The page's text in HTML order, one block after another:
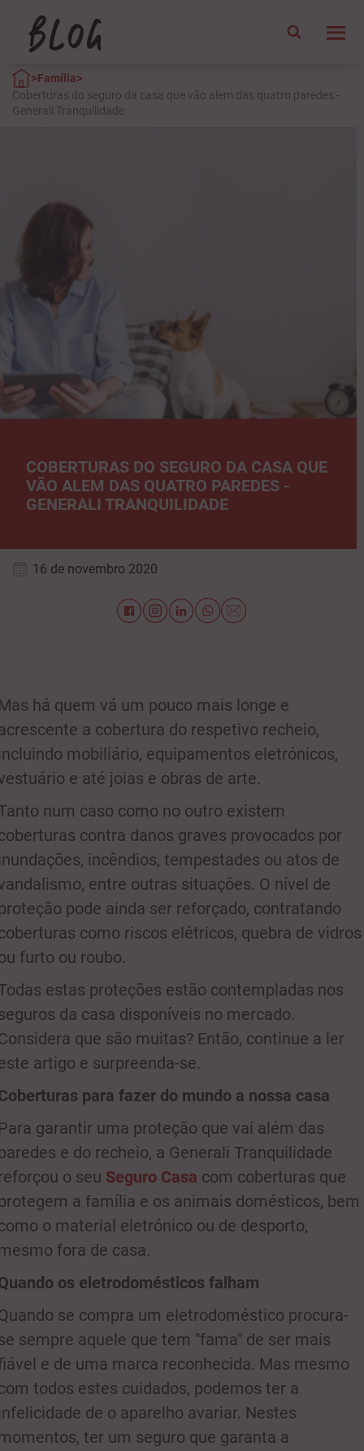
>Família>
Coberturas do seguro da casa que vão alem das quatro paredes -
Generali Tranquilidade
COBERTURAS DO SEGURO DA CASA QUE
VÃO ALEM DAS QUATRO PAREDES -
GENERALI TRANQUILIDADE
16 de novembro 2020
há quem vá um pouco mais longe e
a cobertura do respetivo recheio,
mobiliário, equipamentos eletrónicos,
e até joias e obras de arte.
num caso como no outro existem
contra danos graves provocados por
incêndios, tempestades ou atos de
entre outras situações. O nível de
pode ainda ser reforçado, contratando
como riscos elétricos, quebra de vidros
furto ou roubo.
estas proteções estão contempladas nos
da casa disponíveis no mercado.
que são muitas? Então, continue a ler
artigo e surpreenda-se.
para fazer do mundo a nossa casa
garantir uma proteção que vai além das
e do recheio, a Generali Tranquilidade
o seu Seguro Casa com coberturas que
a família e os animais domésticos, bem
o material eletrónico ou de desporto,
fora de casa.
os eletrodomésticos falham
se compra um eletrodoméstico procura-
sempre aquele que tem "fama" de ser mais
e de uma marca reconhecida. Mas mesmo
todos estes cuidados, podemos ter a
de o aparelho avariar. Nestes
ter um seguro que garanta a